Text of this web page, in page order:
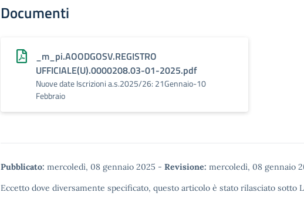
Documenti
_m_pi.AOODGOSV.REGISTRO
UFFICIALE(U).0000208.03-01-2025.pdf
Nuove date Iscrizioni a.s.2025/26: 21Gennaio-10
Febbraio
Pubblicato: mercoledì, 08 gennaio 2025 - Revisione: mercoledì, 08 gennaio
Eccetto dove diversamente specificato, questo articolo è stato rilasciato sotto